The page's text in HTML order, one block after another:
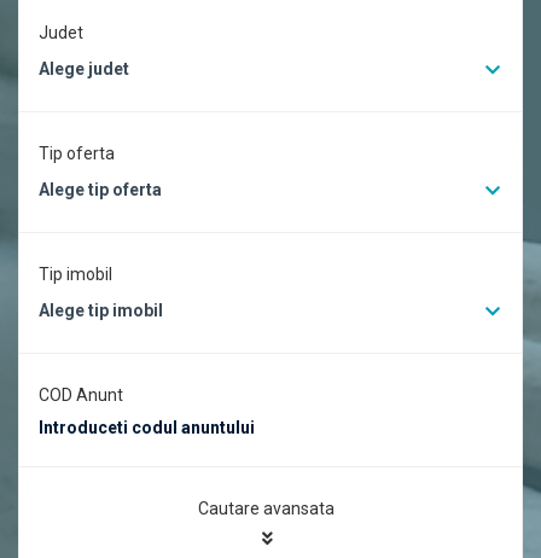
Judet
Alege judet
Tip oferta
Alege tip oferta
Tip imobil
Alege tip imobil
COD Anunt
Cautare avansata